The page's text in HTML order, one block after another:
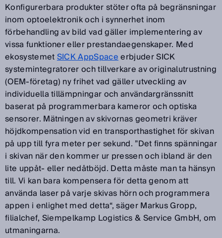
Konfigurerbara produkter stöter ofta på begränsningar
inom optoelektronik och i synnerhet inom
förbehandling av bild vad gäller implementering av
vissa funktioner eller prestandaegenskaper. Med
ekosystemetSICK AppSpaceerbjuder SICK
systemintegratorer och tillverkare av originalutrustning
(OEM-företag) ny frihet vad gäller utveckling av
individuella tillämpningar och användargränssnitt
baserat på programmerbara kameror och optiska
sensorer. Mätningen av skivornas geometri kräver
höjdkompensation vid en transporthastighet för skivan
på upp till fyra meter per sekund. ”Det finns spänningar
i skivan när den kommer ur pressen och ibland är den
lite uppåt- eller nedåtböjd. Detta måste man ta hänsyn
till. Vi kan bara kompensera för detta genom att
använda laser på varje skivas hörn och programmera
appen i enlighet med detta“, säger Markus Gropp,
filialchef, Siempelkamp Logistics & Service GmbH, om
utmaningarna.